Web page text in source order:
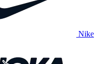
Nike